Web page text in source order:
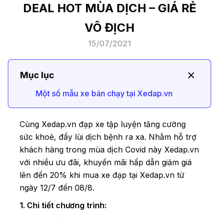
DEAL HOT MÙA DỊCH – GIÁ RẺ
VÔ ĐỊCH
15/07/2021
Mục lục
Một số mẫu xe bán chạy tại Xedap.vn
Cùng Xedap.vn đạp xe tập luyện tăng cường
sức khoẻ, đẩy lùi dịch bệnh ra xa. Nhằm hỗ trợ
khách hàng trong mùa dịch Covid này Xedap.vn
với nhiều ưu đãi, khuyến mãi hấp dẫn giảm giá
lên đến 20% khi mua xe đạp tại Xedap.vn từ
ngày 12/7 đến 08/8.
1. Chi tiết chương trình: